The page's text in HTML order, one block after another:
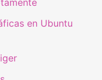
en Ubuntu